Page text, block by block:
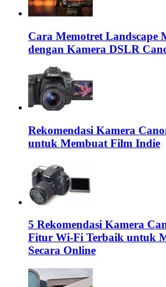
Cara Memotret Landscape
dengan Kamera DSLR
Rekomendasi Kamera
untuk Membuat Film Indie
5 Rekomendasi Kamera
Fitur Wi-Fi Terbaik untuk
Secara Online